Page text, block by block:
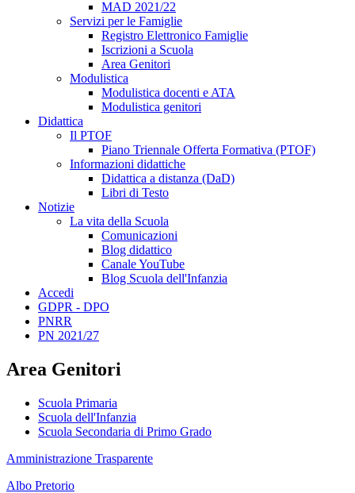
MAD 2021/22
Servizi per le Famiglie
Registro Elettronico Famiglie
Iscrizioni a Scuola
Area Genitori
Modulistica
Modulistica docenti e ATA
Modulistica genitori
Didattica
Il PTOF
Piano Triennale Offerta Formativa (PTOF)
Informazioni didattiche
Didattica a distanza (DaD)
Libri di Testo
Notizie
La vita della Scuola
Comunicazioni
Blog didattico
Canale YouTube
Blog Scuola dell'Infanzia
Accedi
GDPR - DPO
PNRR
PN 2021/27
Area Genitori
Scuola Primaria
Scuola dell'Infanzia
Scuola Secondaria di Primo Grado
Amministrazione Trasparente
Albo Pretorio